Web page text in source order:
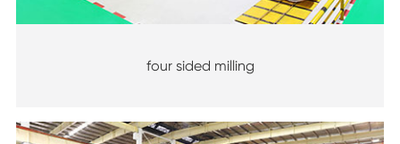
four sided milling